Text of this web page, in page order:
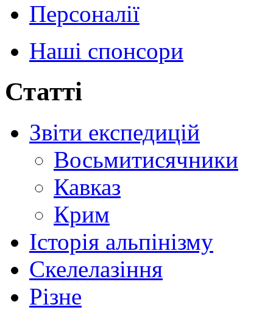
Персоналії
Наші спонсори
Статті
Звіти експедицій
Восьмитисячники
Кавказ
Крим
Історія альпінізму
Скелелазіння
Різне